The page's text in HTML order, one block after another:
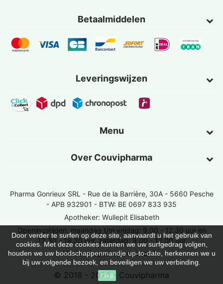
Betaalmiddelen
Leveringswijzen
Menu
Over Couvipharma
Door verder te surfen op deze site, aanvaardt u het gebruik van
cookies. Met deze cookies kunnen we uw surfgedrag volgen,
houden we uw boodschappenmandje up-to-date, herkennen we u
bij uw volgende bezoek, en beveiligen we uw verbinding.
Oké
Pharma Gonrieux SRL - Rue de la Barrière, 30A - 5660 Pesche
- APB 932901 - BTW: BE 0697 833 935
Apotheker: Wullepit Elisabeth
Openingstijden: maandag t/m vrijdag: 9.00 - 12.30 uur en
13.30 - 18.30 uur, zaterdag: 9.00 - 12.00 uur
Vind een apotheek van wacht
© 2018 - 2026 - Couvipharma